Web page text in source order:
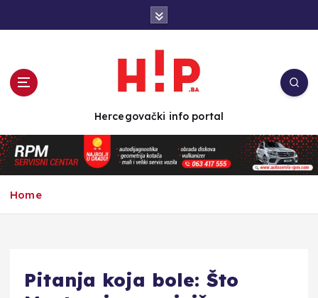
n
t
e
Hercegovački info portal
Home
Pitanja koja bole: Što